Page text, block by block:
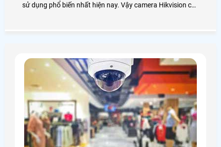
sử dụng phổ biến nhất hiện nay. Vậy camera Hikvision có